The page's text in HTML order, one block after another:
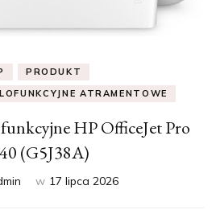
PRODUKT
ATRAMENTOWE
HP OfficeJet Pro
(G5J38A)
w 17 lipca 2026